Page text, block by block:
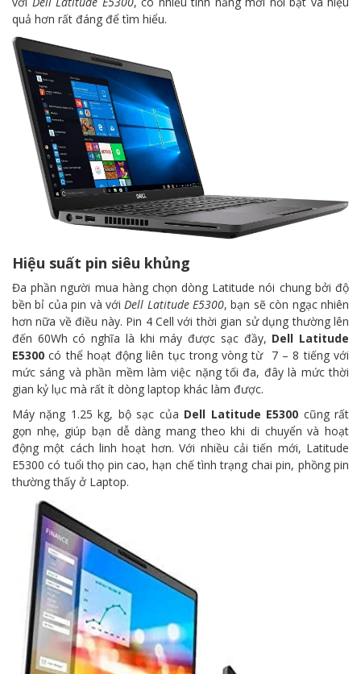
quả hơn rất đáng để tìm hiểu.
Hiệu suất pin siêu khủng
Đa phần người mua hàng chọn dòng Latitude nói chung bởi độ
bền bỉ của pin và với Dell Latitude E5300, bạn sẽ còn ngạc nhiên
hơn nữa về điều này. Pin 4 Cell với thời gian sử dụng thường lên
đến 60Wh có nghĩa là khi máy được sạc đầy, Dell Latitude
E5300 có thể hoạt động liên tục trong vòng từ 7 – 8 tiếng với
mức sáng và phần mềm làm việc nặng tối đa, đây là mức thời
gian kỷ lục mà rất ít dòng laptop khác làm được.
Máy nặng 1.25 kg, bộ sạc của Dell Latitude E5300 cũng rất
gọn nhẹ, giúp bạn dễ dàng mang theo khi di chuyển và hoạt
động một cách linh hoạt hơn. Với nhiều cải tiến mới, Latitude
E5300 có tuổi thọ pin cao, hạn chế tình trạng chai pin, phồng pin
thường thấy ở Laptop.